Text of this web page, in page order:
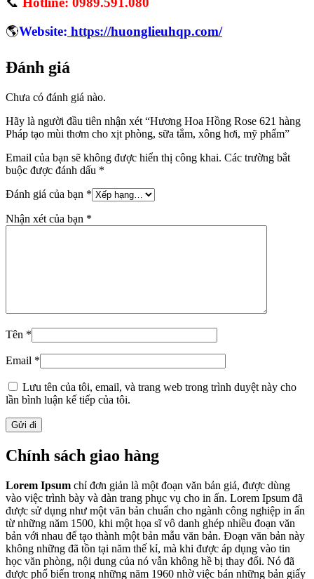
🌎Website: https://huonglieuhqp.com/
Đánh giá
Chưa có đánh giá nào.
Hãy là người đầu tiên nhận xét “Hương Hoa Hồng Rose 621 hàng
Pháp tạo mùi thơm cho xịt phòng, sữa tắm, xông hơi, mỹ phẩm”
Email của bạn sẽ không được hiển thị công khai. Các trường bắt
buộc được đánh dấu *
Đánh giá của bạn *
Nhận xét của bạn *
Tên *
Email *
Lưu tên của tôi, email, và trang web trong trình duyệt này cho
lần bình luận kế tiếp của tôi.
Chính sách giao hàng
Lorem Ipsum chỉ đơn giản là một đoạn văn bản giả, được dùng
vào việc trình bày và dàn trang phục vụ cho in ấn. Lorem Ipsum đã
được sử dụng như một văn bản chuẩn cho ngành công nghiệp in ấn
từ những năm 1500, khi một họa sĩ vô danh ghép nhiều đoạn văn
bản với nhau để tạo thành một bản mẫu văn bản. Đoạn văn bản này
không những đã tồn tại năm thế kỉ, mà khi được áp dụng vào tin
học văn phòng, nội dung của nó vẫn không hề bị thay đổi. Nó đã
được phổ biến trong những năm 1960 nhờ việc bán những bản giấy